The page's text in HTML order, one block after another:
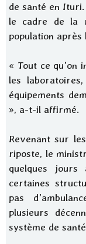
de santé en Ituri.
le cadre de la
population après
« Tout ce qu’on
les
équipements
», a-t-il affirmé.
Revenant sur
riposte, le
quelques jours
certaines
pas
plusieurs
système de